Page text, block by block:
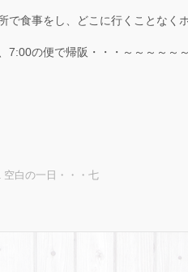
で食事をし、どこに行くことなく
7:00の便で帰阪・・・～～～～～～
空白の一日・・・七